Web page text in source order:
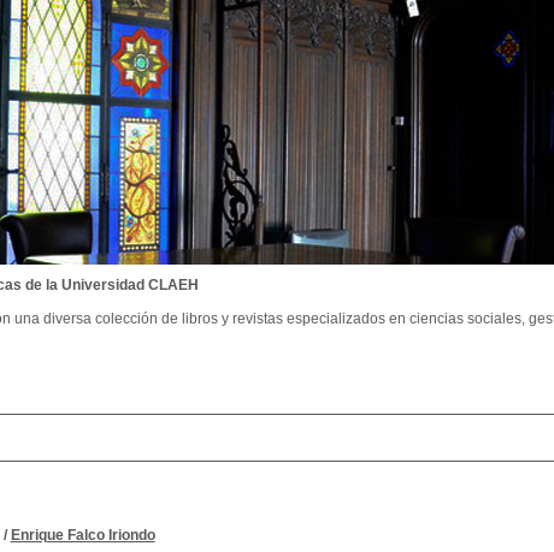
/ Enrique Falco Iriondo
de la Universidad CLAEH
una diversa colección de libros y revistas especializados en ciencias sociales,